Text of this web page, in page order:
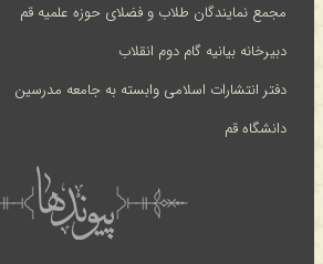
مجمع نمایندگان طلاب و فضلای حوزه علمیه قم
دبیرخانه بیانیه گام دوم انقلاب
دفتر انتشارات اسلامی وابسته به جامعه مدرسین
دانشگاه قم